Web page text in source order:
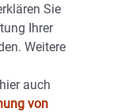
Sie
Ihrer
Weitere
auch
von